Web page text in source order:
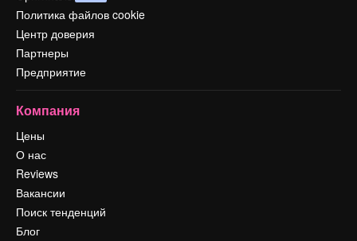
Политика файлов cookie
Центр доверия
Партнеры
Предприятие
Компания
Цены
О нас
Reviews
Вакансии
Поиск тенденций
Блог